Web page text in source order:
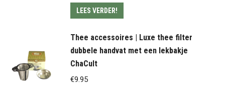
5.00uit 5
LEES VERDER!
Thee accessoires | Luxe thee filter
dubbele handvat met een lekbakje
ChaCult
€9.95